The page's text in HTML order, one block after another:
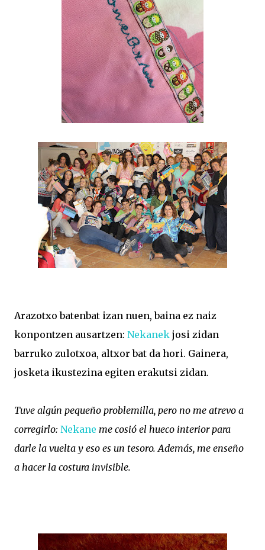
Arazotxo batenbat izan nuen, baina ez naiz
konpontzen ausartzen: Nekanek josi zidan
barruko zulotxoa, altxor bat da hori. Gainera,
josketa ikustezina egiten erakutsi zidan.
Tuve algún pequeño problemilla, pero no me atrevo a
corregirlo: Nekane me cosió el hueco interior para
darle la vuelta y eso es un tesoro. Además, me enseño
a hacer la costura invisible.